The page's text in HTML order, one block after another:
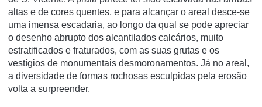
altas e de cores quentes, e para alcançar o areal desce-se
uma imensa escadaria, ao longo da qual se pode apreciar
o desenho abrupto dos alcantilados calcários, muito
estratificados e fraturados, com as suas grutas e os
vestígios de monumentais desmoronamentos. Já no areal,
a diversidade de formas rochosas esculpidas pela erosão
volta a surpreender.